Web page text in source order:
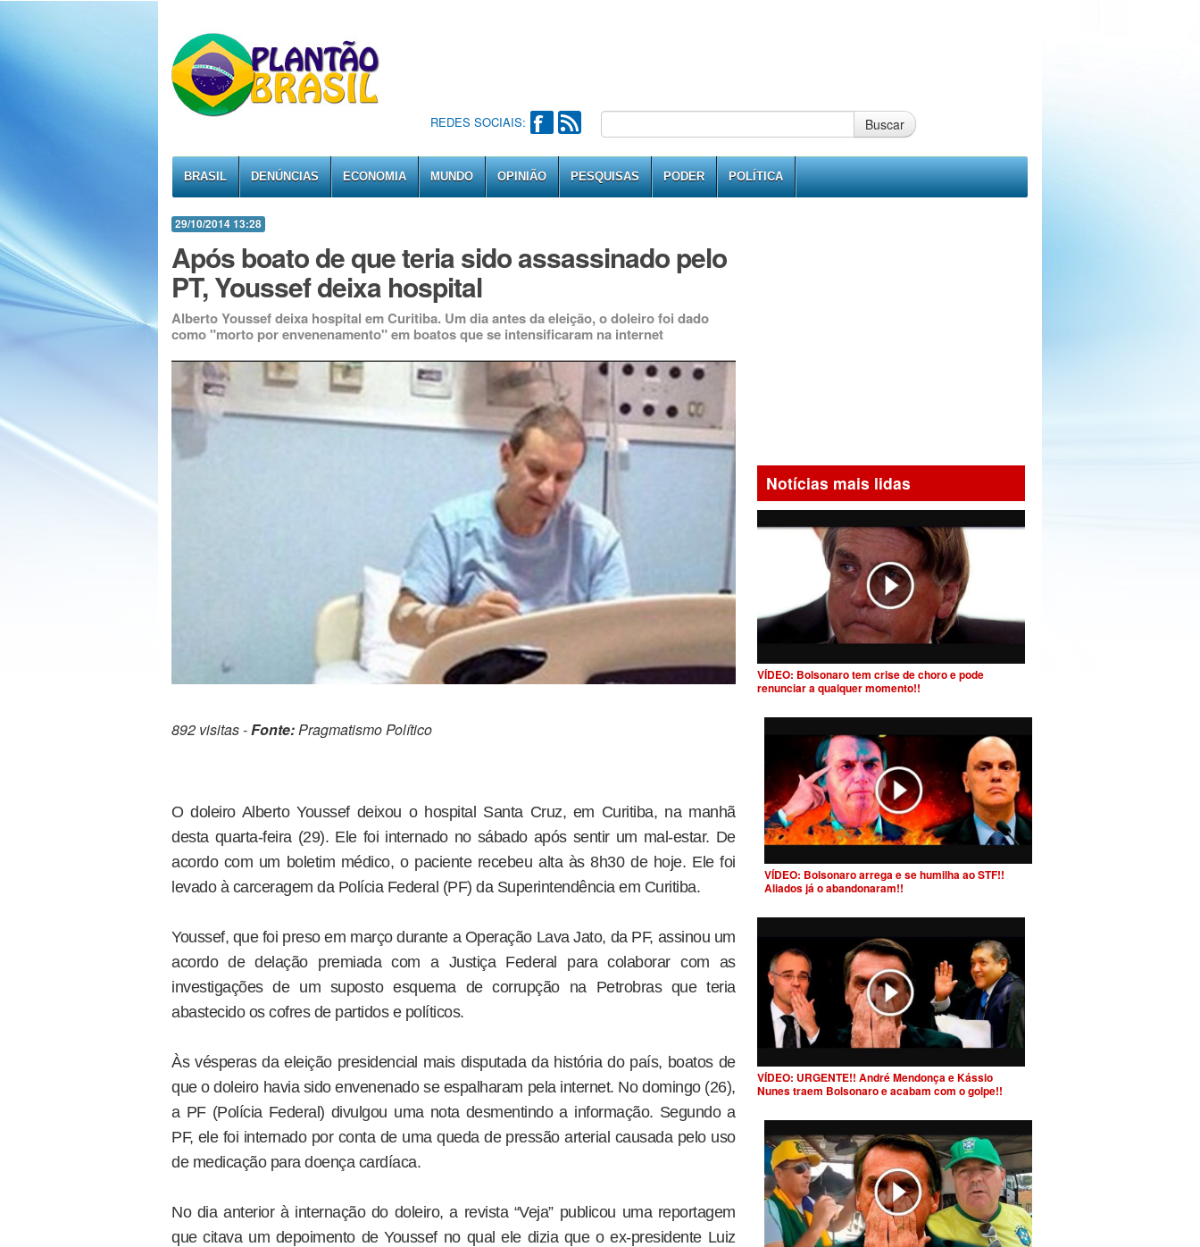
REDES SOCIAIS: Buscar
BRASIL DENÚNCIAS ECONOMIA MUNDO OPINIÃO PESQUISAS PODER POLÍTICA
29/10/2014 13:28
Após boato de que teria sido assassinado pelo
PT, Youssef deixa hospital
Alberto Youssef deixa hospital em Curitiba. Um dia antes da eleição, o doleiro foi dado
como "morto por envenenamento" em boatos que se intensificaram na internet
892 visitas -Fonte: Pragmatismo Político
O doleiro Alberto Youssef deixou o hospital Santa Cruz, em Curitiba, na manhã
desta quarta-feira (29). Ele foi internado no sábado após sentir um mal-estar. De
acordo com um boletim médico, o paciente recebeu alta às 8h30 de hoje. Ele foi
levado à carceragem da Polícia Federal (PF) da Superintendência em Curitiba.
Youssef, que foi preso em março durante a Operação Lava Jato, da PF, assinou um
acordo de delação premiada com a Justiça Federal para colaborar com as
investigações de um suposto esquema de corrupção na Petrobras que teria
abastecido os cofres de partidos e políticos.
Às vésperas da eleição presidencial mais disputada da história do país, boatos de
que o doleiro havia sido envenenado se espalharam pela internet. No domingo (26),
a PF (Polícia Federal) divulgou uma nota desmentindo a informação. Segundo a
PF, ele foi internado por conta de uma queda de pressão arterial causada pelo uso
de medicação para doença cardíaca.
No dia anterior à internação do doleiro, a revista “Veja” publicou uma reportagem
que citava um depoimento de Youssef no qual ele dizia que o ex-presidente Luiz
Notícias mais lidas
VÍDEO: Bolsonaro tem crise de choro e pode
renunciar a qualquer momento!!
VÍDEO: Bolsonaro arrega e se humilha ao STF!!
Aliados já o abandonaram!!
VÍDEO: URGENTE!! André Mendonça e Kássio
Nunes traem Bolsonaro e acabam com o golpe!!